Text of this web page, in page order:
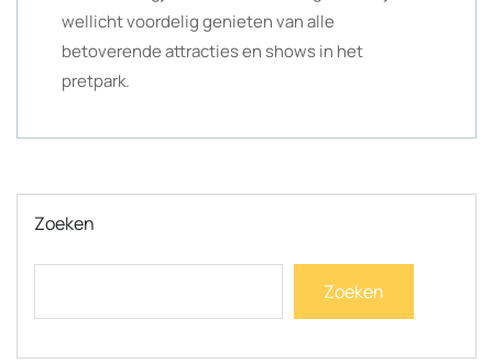
wellicht voordelig genieten van alle
betoverende attracties en shows in het
pretpark.
Zoeken
Zoeken